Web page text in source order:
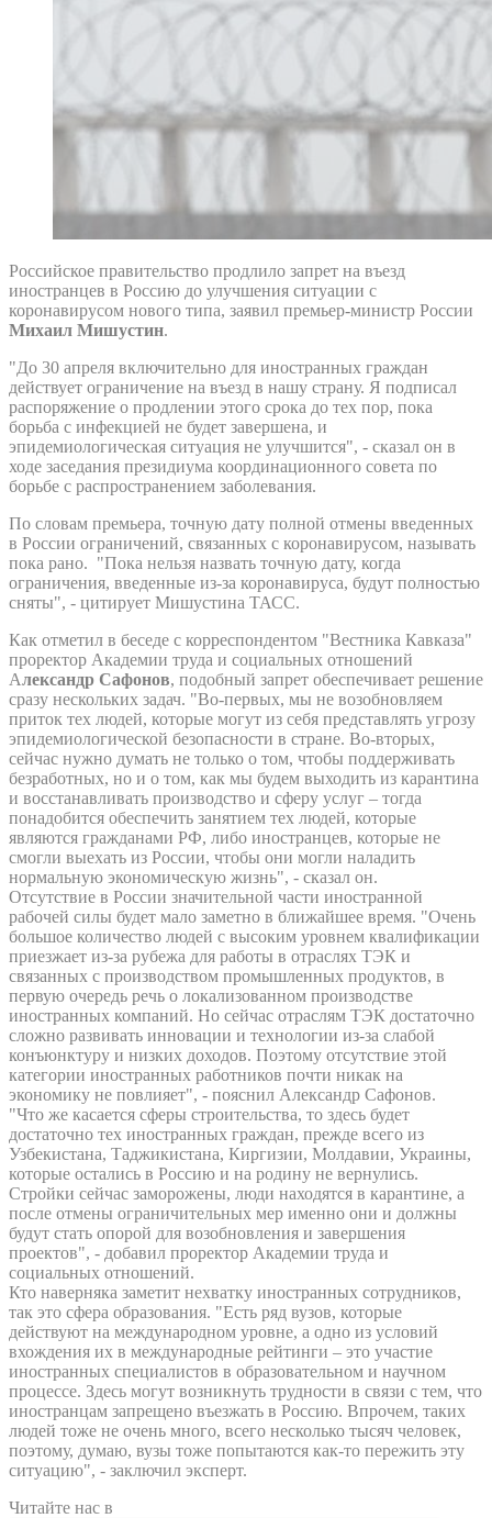
Российское правительство продлило запрет на въезд
иностранцев в Россию до улучшения ситуации с
коронавирусом нового типа, заявил премьер-министр России
Михаил Мишустин.
"До 30 апреля включительно для иностранных граждан
действует ограничение на въезд в нашу страну. Я подписал
распоряжение о продлении этого срока до тех пор, пока
борьба с инфекцией не будет завершена, и
эпидемиологическая ситуация не улучшится", - сказал он в
ходе заседания президиума координационного совета по
борьбе с распространением заболевания.
По словам премьера, точную дату полной отмены введенных
в России ограничений, связанных с коронавирусом, называть
пока рано. "Пока нельзя назвать точную дату, когда
ограничения, введенные из-за коронавируса, будут полностью
сняты", - цитирует Мишустина ТАСС.
Как отметил в беседе с корреспондентом "Вестника Кавказа"
проректор Академии труда и социальных отношений
Александр Сафонов, подобный запрет обеспечивает решение
сразу нескольких задач. "Во-первых, мы не возобновляем
приток тех людей, которые могут из себя представлять угрозу
эпидемиологической безопасности в стране. Во-вторых,
сейчас нужно думать не только о том, чтобы поддерживать
безработных, но и о том, как мы будем выходить из карантина
и восстанавливать производство и сферу услуг – тогда
понадобится обеспечить занятием тех людей, которые
являются гражданами РФ, либо иностранцев, которые не
смогли выехать из России, чтобы они могли наладить
нормальную экономическую жизнь", - сказал он.
Отсутствие в России значительной части иностранной
рабочей силы будет мало заметно в ближайшее время. "Очень
большое количество людей с высоким уровнем квалификации
приезжает из-за рубежа для работы в отраслях ТЭК и
связанных с производством промышленных продуктов, в
первую очередь речь о локализованном производстве
иностранных компаний. Но сейчас отраслям ТЭК достаточно
сложно развивать инновации и технологии из-за слабой
конъюнктуру и низких доходов. Поэтому отсутствие этой
категории иностранных работников почти никак на
экономику не повлияет", - пояснил Александр Сафонов.
"Что же касается сферы строительства, то здесь будет
достаточно тех иностранных граждан, прежде всего из
Узбекистана, Таджикистана, Киргизии, Молдавии, Украины,
которые остались в Россию и на родину не вернулись.
Стройки сейчас заморожены, люди находятся в карантине, а
после отмены ограничительных мер именно они и должны
будут стать опорой для возобновления и завершения
проектов", - добавил проректор Академии труда и
социальных отношений.
Кто наверняка заметит нехватку иностранных сотрудников,
так это сфера образования. "Есть ряд вузов, которые
действуют на международном уровне, а одно из условий
вхождения их в международные рейтинги – это участие
иностранных специалистов в образовательном и научном
процессе. Здесь могут возникнуть трудности в связи с тем, что
иностранцам запрещено въезжать в Россию. Впрочем, таких
людей тоже не очень много, всего несколько тысяч человек,
поэтому, думаю, вузы тоже попытаются как-то пережить эту
ситуацию", - заключил эксперт.
Читайте нас в